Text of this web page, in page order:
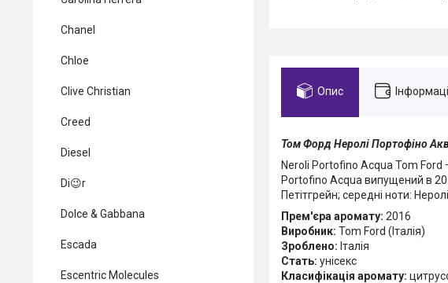
Опис
Том Форд Неролі Портофіно
Neroli Portofino Acqua Tom Ford
Portofino Acqua випущений в
Петітгрейн; середні ноти:
Прем'єра аромату: 2016
Виробник: Tom Ford (Італія)
Зроблено: Італія
Стать: унісекс
Класифікація аромату:
Chanel
Chloe
Clive Christian
Creed
Diesel
Di😉r
Dolce & Gabbana
Escada
Escentric Molecules